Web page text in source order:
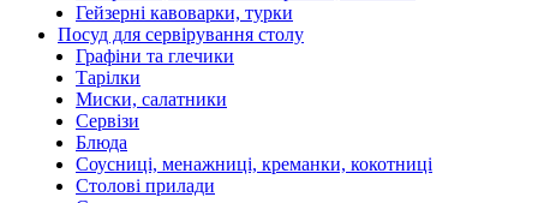
Гейзерні кавоварки, турки
Посуд для сервірування столу
Графіни та глечики
Тарілки
Миски, салатники
Сервізи
Блюда
Соусниці, менажниці, креманки, кокотниці
Столові прилади